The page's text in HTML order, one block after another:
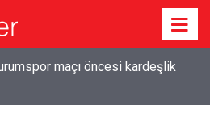
öğretim yılı takvimi belli oldu: